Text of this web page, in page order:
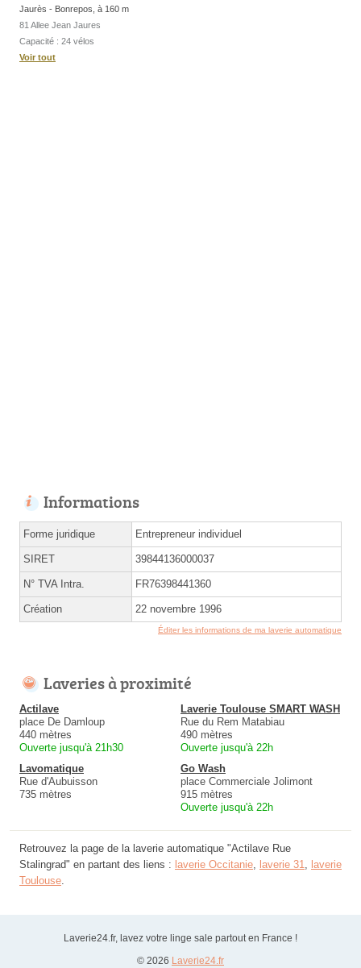
Jaurès - Bonrepos, à 160 m
81 Allee Jean Jaures
Capacité : 24 vélos
Voir tout
Informations
Forme juridique Entrepreneur individuel
SIRET 39844136000037
N° TVA Intra. FR76398441360
Création 22 novembre 1996
Éditer les informations de ma laverie automatique
Laveries à proximité
Actilave
place De Damloup
440 mètres
Ouverte jusqu'à 21h30
Laverie Toulouse SMART WASH
Rue du Rem Matabiau
490 mètres
Ouverte jusqu'à 22h
Lavomatique
Rue d'Aubuisson
735 mètres
Go Wash
place Commerciale Jolimont
915 mètres
Ouverte jusqu'à 22h
Retrouvez la page de la laverie automatique "Actilave Rue
Stalingrad" en partant des liens : laverie Occitanie, laverie 31, laverie
Toulouse.
Laverie24.fr, lavez votre linge sale partout en France !
© 2026 Laverie24.fr